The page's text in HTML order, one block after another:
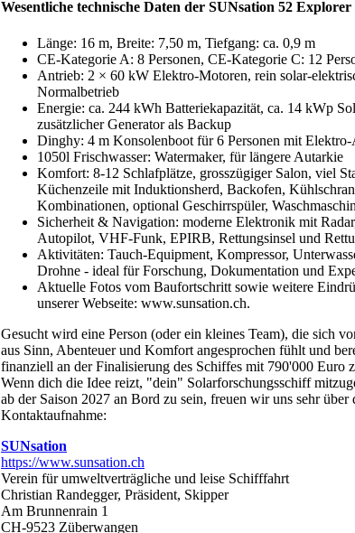
Wesentliche technische Daten der SUNsation 52
Länge: 16 m, Breite: 7,50 m, Tiefgang: ca. 0,9 m
CE-Kategorie A: 8 Personen, CE-Kategorie C: 12
Antrieb: 2 × 60 kW Elektro-Motoren, rein solar-
Normalbetrieb
Energie: ca. 244 kWh Batteriekapazität, ca. 14 kWp
zusätzlicher Generator als Backup
Dinghy: 4 m Konsolenboot für 6 Personen mit Elektro-
1050l Frischwasser: Watermaker, für längere Autarkie
Komfort: 8-12 Schlafplätze, grosszügiger Salon, viel
Küchenzeile mit Induktionsherd, Backofen,
Kombinationen, optional Geschirrspüler,
Sicherheit & Navigation: moderne Elektronik mit
Autopilot, VHF-Funk, EPIRB, Rettungsinsel und
Aktivitäten: Tauch-Equipment, Kompressor,
Drohne - ideal für Forschung, Dokumentation und
Aktuelle Fotos vom Baufortschritt sowie weitere
unserer Webseite: www.sunsation.ch.
Gesucht wird eine Person (oder ein kleines Team), die sich
aus Sinn, Abenteuer und Komfort angesprochen fühlt und
finanziell an der Finalisierung des Schiffes mit 790'000 Euro
Wenn dich die Idee reizt, "dein" Solarforschungsschiff
ab der Saison 2027 an Bord zu sein, freuen wir uns sehr über
Kontaktaufnahme:
SUNsation
https://www.sunsation.ch
Verein für umweltverträgliche und leise Schifffahrt
Christian Randegger, Präsident, Skipper
Am Brunnenrain 1
CH-9523 Züberwangen